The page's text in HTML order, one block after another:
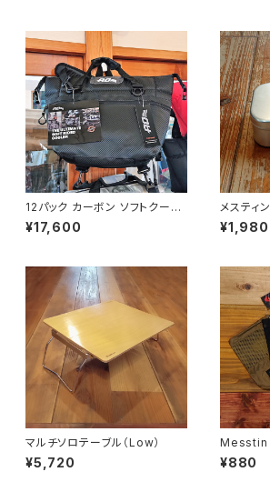
12パック カーボン ソフトクーラ
ー
¥17,600
メスティン
¥1,980
マルチソロテーブル（Low）
¥5,720
Messtin
¥880